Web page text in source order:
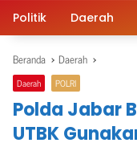
Politik Daerah
Beranda Daerah
Daerah POLRI
Polda Jabar
UTBK